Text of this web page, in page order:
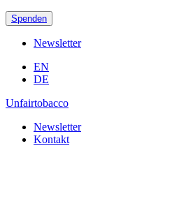
Spenden
Newsletter
EN
DE
Unfairtobacco
Newsletter
Kontakt